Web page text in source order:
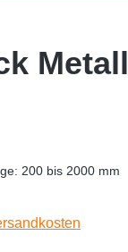
Metall
200 bis 2000 mm